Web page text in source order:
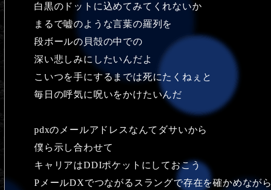
白黒のドットに込めてみてくれないか
まるで嘘のような言葉の羅列を
段ボールの貝殻の中での
深い悲しみにしたいんだよ
こいつを手にするまでは死にたくねぇと
毎日の呼気に呪いをかけたいんだ
pdxのメールアドレスなんてダサいから
僕ら示し合わせて
キャリアはDDIポケットにしておこう
PメールDXでつながるスラングで存在を確かめながら